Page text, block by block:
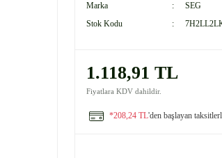
Marka
SEG
Stok Kodu
1.118,91 TL
Fiyatlara KDV dahildir.
*208,24 TL'den başlayan